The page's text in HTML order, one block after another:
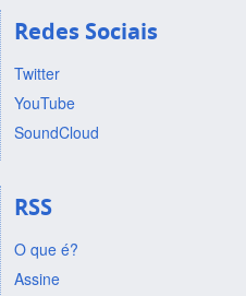
Redes Sociais
Twitter
YouTube
SoundCloud
RSS
O que é?
Assine